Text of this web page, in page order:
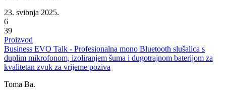
23. svibnja 2025.
6
39
Proizvod
Business EVO Talk - Profesionalna mono Bluetooth slušalica s
duplim mikrofonom, izoliranjem šuma i dugotrajnom baterijom za
kvalitetan zvuk za vrijeme poziva
Toma Ba.